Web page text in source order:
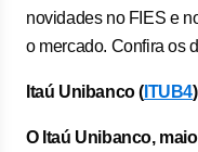
novidades no FIES e
o mercado. Confira os
Itaú Unibanco ( ITUB4)
O Itaú Unibanco,